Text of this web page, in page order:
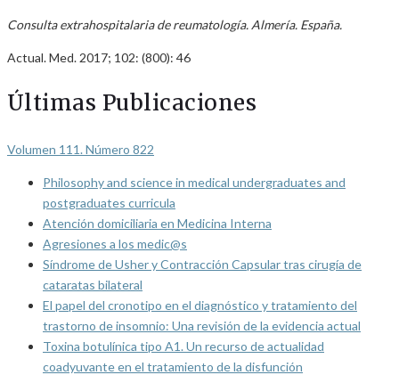
Consulta extrahospitalaria de reumatología. Almería. España.
Actual. Med. 2017; 102: (800): 46
Últimas Publicaciones
Volumen 111. Número 822
Philosophy and science in medical undergraduates and
postgraduates curricula
Atención domiciliaria en Medicina Interna
Agresiones a los medic@s
Síndrome de Usher y Contracción Capsular tras cirugía de
cataratas bilateral
El papel del cronotipo en el diagnóstico y tratamiento del
trastorno de insomnio: Una revisión de la evidencia actual
Toxina botulínica tipo A1. Un recurso de actualidad
coadyuvante en el tratamiento de la disfunción